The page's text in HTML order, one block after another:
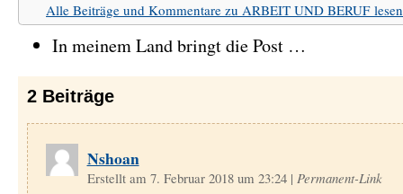
Alle Beiträge und Kommentare zu ARBEIT UND BERUF lesen
In meinem Land bringt die Post …
2 Beiträge
Nshoan
Erstellt am 7. Februar 2018 um 23:24 | Permanent-Link